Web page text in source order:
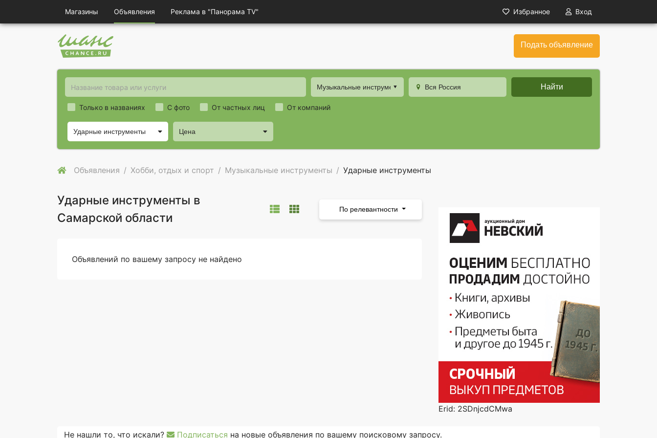
Магазины Объявления Реклама в "Панорама TV" Избранное Вход
Подать объявление
Музыкальные инструменты Вся Россия Найти
Только в названиях
Ударные инструменты Цена
С фото От частных лиц От компаний
Объявления Хобби, отдых и спорт Музыкальные инструменты Ударные инструменты
Ударные инструменты в
Самарской области
По релевантности
Объявлений по вашему запросу не найдено
Erid: 2SDnjcdCMwa
Не нашли то, что искали? Подписаться на новые объявления по вашему поисковому запросу.